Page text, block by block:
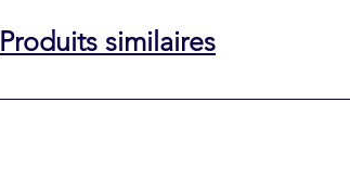
Produits similaires